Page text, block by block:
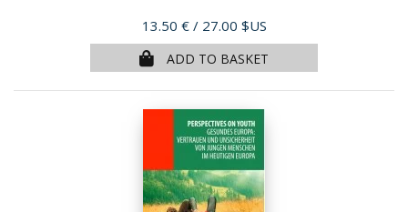
Price
13.50 € / 27.00 $US
ADD TO BASKET